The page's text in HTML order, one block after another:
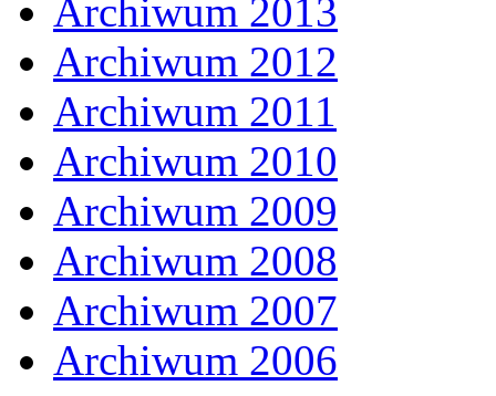
Archiwum 2013
Archiwum 2012
Archiwum 2011
Archiwum 2010
Archiwum 2009
Archiwum 2008
Archiwum 2007
Archiwum 2006